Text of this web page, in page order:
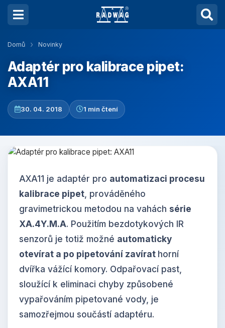
Domů Novinky
Adaptér pro kalibrace pipet:
AXA11
30. 04. 2018 1 min čtení
AXA11 je adaptér pro automatizaci procesu
kalibrace pipet , prováděného
gravimetrickou metodou na vahách série
XA.4Y.M.A. Použitím bezdotykových IR
senzorů je totiž možné automaticky
otevírat a po pipetování zavírat horní
dvířka vážící komory. Odpařovací past,
sloužící k eliminaci chyby způsobené
vypařováním pipetované vody, je
samozřejmou součástí adaptéru.